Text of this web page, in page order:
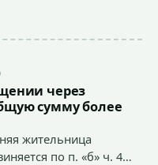
через
сумму более
жительница
по п. «б» ч. 4